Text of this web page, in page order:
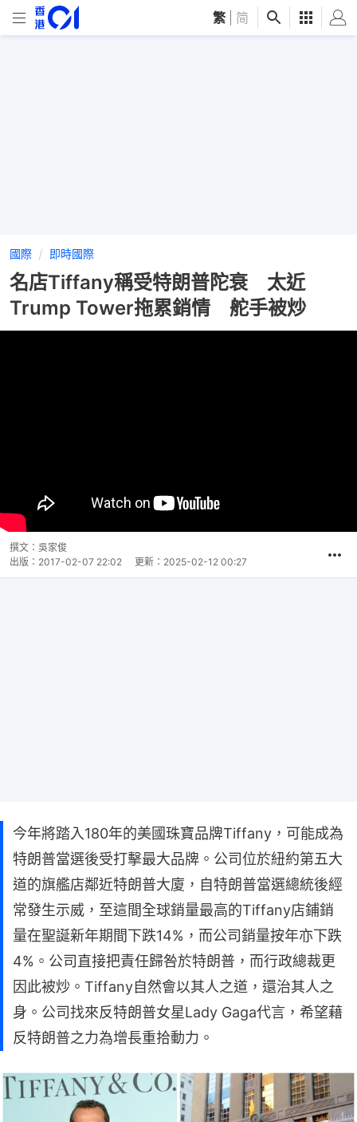
繁 简
國際 即時國際
名店Tiffany稱受特朗普陀衰 太近
Trump Tower拖累銷情 舵手被炒
撰文： 吳家俊
出版： 2017-02-07 22:02 更新： 2025-02-12 00:27
今年將踏入180年的美國珠寶品牌Tiffany，可能成為
特朗普當選後受打擊最大品牌。公司位於紐約第五大
道的旗艦店鄰近特朗普大廈，自特朗普當選總統後經
常發生示威，至這間全球銷量最高的Tiffany店鋪銷
量在聖誕新年期間下跌14%，而公司銷量按年亦下跌
4%。公司直接把責任歸咎於特朗普，而行政總裁更
因此被炒。Tiffany自然會以其人之道，還治其人之
身。公司找來反特朗普女星Lady Gaga代言，希望藉
反特朗普之力為增長重拾動力。